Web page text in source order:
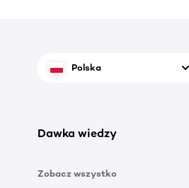
Polska
Dawka wiedzy
Zobacz wszystko